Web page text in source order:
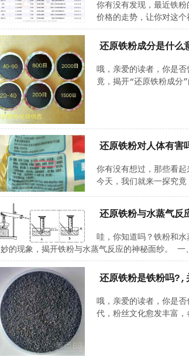
你有没有发现，最近铁
价格的走势，让你对这
还原铁粉成分是什么
哦，亲爱的读者，你是
竟，揭开“还原铁粉成分
还原铁粉对人体有害
你有没有想过，那些看
今天，我们就来一探究
还原铁粉与水蒸气反
哇，你知道吗？铁粉和
妙的现象，揭开铁粉与水蒸气反应的神秘面纱。 一
还原铁粉是铁粉吗?,
哦，亲爱的读者，你是
代，粉丝文化愈发丰富